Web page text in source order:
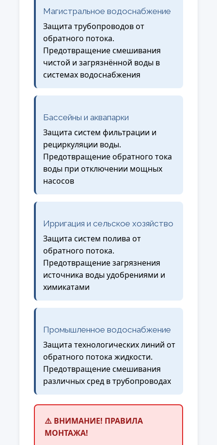
Магистральное водоснабжение
Защита трубопроводов от
обратного потока.
Предотвращение смешивания
чистой и загрязнённой воды в
системах водоснабжения
Бассейны и аквапарки
Защита систем фильтрации и
рециркуляции воды.
Предотвращение обратного тока
воды при отключении мощных
насосов
Ирригация и сельское хозяйство
Защита систем полива от
обратного потока.
Предотвращение загрязнения
источника воды удобрениями и
химикатами
Промышленное водоснабжение
Защита технологических линий от
обратного потока жидкости.
Предотвращение смешивания
различных сред в трубопроводах
⚠️ ВНИМАНИЕ! ПРАВИЛА
МОНТАЖА!